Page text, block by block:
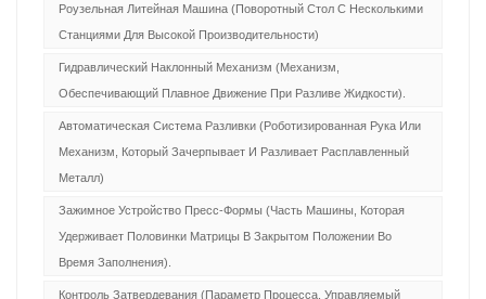
давлением и 3D-печать, существует производственный
процесс, выдержавший испытание временем
благодаря своей простоте, надежности и
экономичности: гравитационное литье. Этот процесс,
часто называемый «литьем в постоянные формы»,
представляет собой именно то, что подразумевает его
название: использование силы тяжести для
заполнения многоразовой формы расплавленным
Роузельная Литейная Машина (поворотный Стол С Несколькими
Станциями Для Высокой Производительности)
Гидравлический Наклонный Механизм (механизм,
Обеспечивающий Плавное Движение При Разливе Жидкости).
Автоматическая Система Разливки (роботизированная Рука Или
Механизм, Который Зачерпывает И Разливает Расплавленный
Металл)
Зажимное Устройство Пресс-Формы (часть Машины, Которая
Удерживает Половинки Матрицы В Закрытом Положении Во
Время Заполнения).
Контроль Затвердевания (параметр Процесса, Управляемый